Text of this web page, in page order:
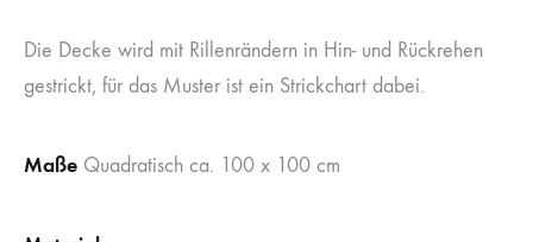
Die Decke wird mit Rillenrändern in Hin- und Rückrehen
gestrickt, für das Muster ist ein Strickchart dabei.
Maße Quadratisch ca. 100 x 100 cm